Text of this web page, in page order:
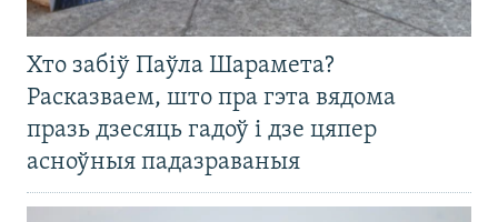
Хто забіў Паўла Шарамета?
Расказваем, што пра гэта вядома
празь дзесяць гадоў і дзе цяпер
асноўныя падазраваныя